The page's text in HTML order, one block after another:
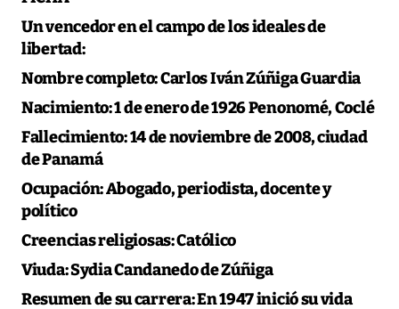
Un vencedor en el campo de los ideales de
libertad:
Nombre completo:Carlos Iván Zúñiga Guardia
Nacimiento:1 de enero de 1926 Penonomé, Coclé
Fallecimiento:14 de noviembre de 2008, ciudad
de Panamá
Ocupación:Abogado, periodista, docente y
político
Creencias religiosas:Católico
Viuda:Sydia Candanedo de Zúñiga
Resumen de su carrera:En 1947 inició su vida